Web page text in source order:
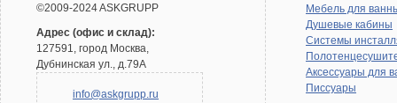
©2009-2024 ASKGRUPP
Адрес (офис и склад):
127591, город Москва,
Дубнинская ул., д.79А
info@askgrupp.ru
Мебель для
Душевые кабины
Системы
Аксессуары для
Писсуары